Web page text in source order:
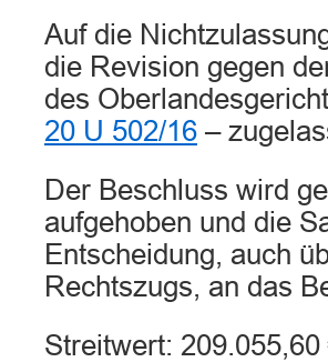
Auf die
die Revision gegen
des
20 U 502/16 –
Der Beschluss wird
aufgehoben und die
Entscheidung, auch
Rechtszugs, an das
Streitwert: 209.055,60